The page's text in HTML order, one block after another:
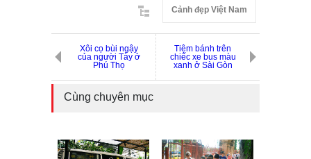
Cảnh đẹp Việt Nam
Xôi cọ bùi ngậy
của người Tày ở
Phú Thọ
Tiệm bánh trên
chiếc xe bus màu
xanh ở Sài Gòn
Cùng chuyên mục